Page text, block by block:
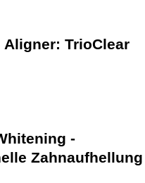
TrioClear
-
Zahnaufhellung